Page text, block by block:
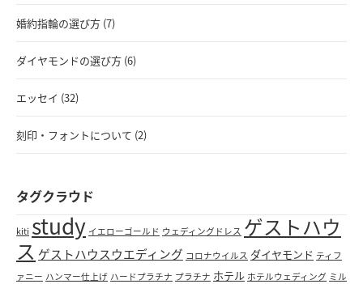
婚約指輪の選び方 (7)
ダイヤモンドの選び方 (6)
エッセイ (32)
刻印・フォントについて (2)
タグクラウド
kiti study イエローゴールド ウェディングドレス ゲストハウ
ス ゲストハウスウエディング コロナウイルス ダイヤモンド ティフ
ァニー ハンマー仕上げ ハードプラチナ プラチナ ホテル ホテルウェディング ミル